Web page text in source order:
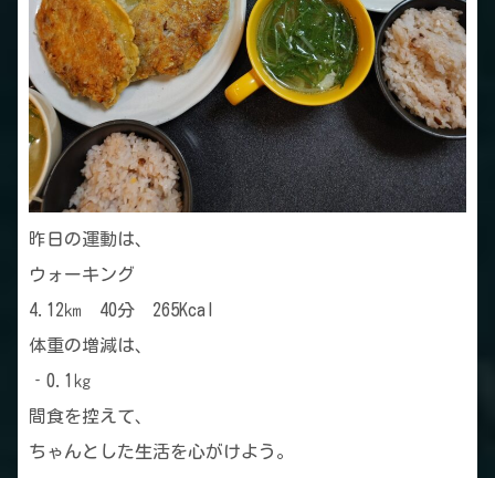
昨日の運動は、
ウォーキング
4.12㎞ 40分 265Kcal
体重の増減は、
‐0.1㎏
間食を控えて、
ちゃんとした生活を心がけよう。